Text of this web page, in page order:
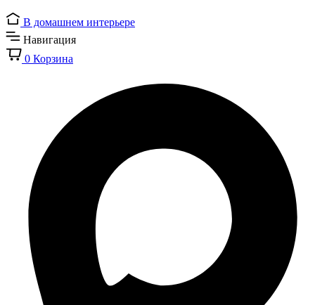
В домашнем интерьере
Навигация
0 Корзина